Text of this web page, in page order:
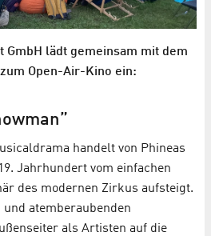
GmbH lädt gemeinsam mit dem
Open-Air-Kino ein:
”
handelt von Phineas
Jahrhundert vom einfachen
des modernen Zirkus aufsteigt.
atemberaubenden
als Artisten auf die